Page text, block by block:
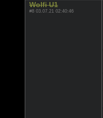
Wolfi U1
#8 03.07.21 02:40:46